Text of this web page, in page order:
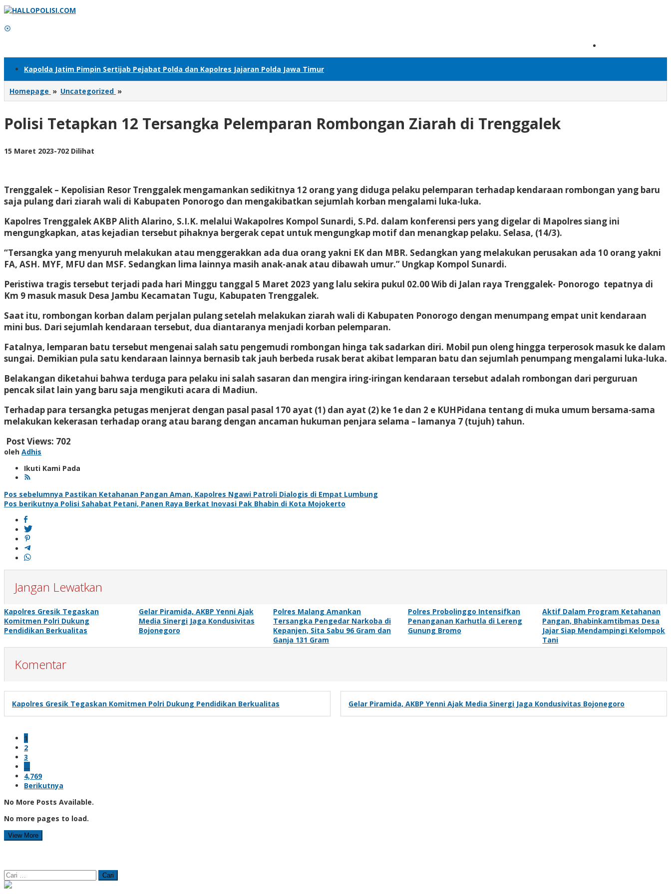
Lewati
konten
Kapolda Jatim Pimpin Sertijab Pejabat Polda dan Kapolres Jajaran Polda Jawa Timur
Homepage » Uncategorized »
Tetapkan
Tersangka
Pelemparan
Polisi Tetapkan 12 Tersangka Pelemparan Rombongan Ziarah di Trenggalek
15 Maret 2023oleh
-702 Dilihat
Trenggalek – Kepolisian Resor Trenggalek mengamankan sedikitnya 12 orang yang diduga pelaku pelemparan terhadap kendaraan rombongan yang baru
saja pulang dari ziarah wali di Kabupaten Ponorogo dan mengakibatkan sejumlah korban mengalami luka-luka.
Kapolres Trenggalek AKBP Alith Alarino, S.I.K. melalui Wakapolres Kompol Sunardi, S.Pd. dalam konferensi pers yang digelar di Mapolres siang ini
mengungkapkan, atas kejadian tersebut pihaknya bergerak cepat untuk mengungkap motif dan menangkap pelaku. Selasa, (14/3).
“Tersangka yang menyuruh melakukan atau menggerakkan ada dua orang yakni EK dan MBR. Sedangkan yang melakukan perusakan ada 10 orang yakni
FA, ASH. MYF, MFU dan MSF. Sedangkan lima lainnya masih anak-anak atau dibawah umur.” Ungkap Kompol Sunardi.
Peristiwa tragis tersebut terjadi pada hari Minggu tanggal 5 Maret 2023 yang lalu sekira pukul 02.00 Wib di Jalan raya Trenggalek- Ponorogo tepatnya di
Km 9 masuk masuk Desa Jambu Kecamatan Tugu, Kabupaten Trenggalek.
Saat itu, rombongan korban dalam perjalan pulang setelah melakukan ziarah wali di Kabupaten Ponorogo dengan menumpang empat unit kendaraan
mini bus. Dari sejumlah kendaraan tersebut, dua diantaranya menjadi korban pelemparan.
Fatalnya, lemparan batu tersebut mengenai salah satu pengemudi rombongan hinga tak sadarkan diri. Mobil pun oleng hingga terperosok masuk ke dalam
sungai. Demikian pula satu kendaraan lainnya bernasib tak jauh berbeda rusak berat akibat lemparan batu dan sejumlah penumpang mengalami luka-luka.
Belakangan diketahui bahwa terduga para pelaku ini salah sasaran dan mengira iring-iringan kendaraan tersebut adalah rombongan dari perguruan
pencak silat lain yang baru saja mengikuti acara di Madiun.
Terhadap para tersangka petugas menjerat dengan pasal pasal 170 ayat (1) dan ayat (2) ke 1e dan 2 e KUHPidana tentang di muka umum bersama-sama
melakukan kekerasan terhadap orang atau barang dengan ancaman hukuman penjara selama – lamanya 7 (tujuh) tahun.
Post Views: 702
oleh Adhis
Ikuti Kami Pada
Navigasi
pos
Pos sebelumnya Pastikan Ketahanan Pangan Aman, Kapolres Ngawi Patroli Dialogis di Empat Lumbung
Pos berikutnya Polisi Sahabat Petani, Panen Raya Berkat Inovasi Pak Bhabin di Kota Mojokerto
Jangan Lewatkan
Kapolres Gresik Tegaskan
Komitmen Polri Dukung
Pendidikan Berkualitas
Gelar Piramida, AKBP Yenni Ajak
Media Sinergi Jaga Kondusivitas
Bojonegoro
Polres Malang Amankan
Tersangka Pengedar Narkoba di
Kepanjen, Sita Sabu 96 Gram dan
Ganja 131 Gram
Polres Probolinggo Intensifkan
Penanganan Karhutla di Lereng
Gunung Bromo
Aktif Dalam Program Ketahanan
Pangan, Bhabinkamtibmas Desa
Jajar Siap Mendampingi Kelompok
Tani
Komentar
Kapolres Gresik Tegaskan Komitmen Polri Dukung Pendidikan Berkualitas Gelar Piramida, AKBP Yenni Ajak Media Sinergi Jaga Kondusivitas Bojonegoro
1
2
3
…
4,769
Berikutnya
No More Posts Available.
No more pages to load.
View More
Cari
untuk: